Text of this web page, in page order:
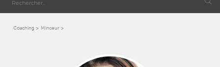
Coaching Minceur